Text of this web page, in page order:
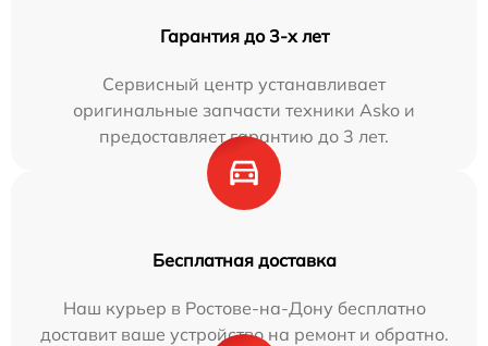
Гарантия до 3-х лет
Сервисный центр устанавливает
оригинальные запчасти техники Asko и
предоставляет гарантию до 3 лет.
Бесплатная доставка
Наш курьер в Ростове-на-Дону бесплатно
доставит ваше устройство на ремонт и обратно.